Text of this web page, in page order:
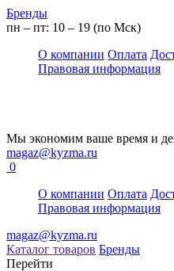
Бренды
пн – пт: 10 – 19 (по Мск)
О компании Оплата
Правовая информация
Мы экономим ваше время и
magaz@kyzma.ru
0
О компании Оплата
Правовая информация
magaz@kyzma.ru
Каталог товаров Бренды
Перейти